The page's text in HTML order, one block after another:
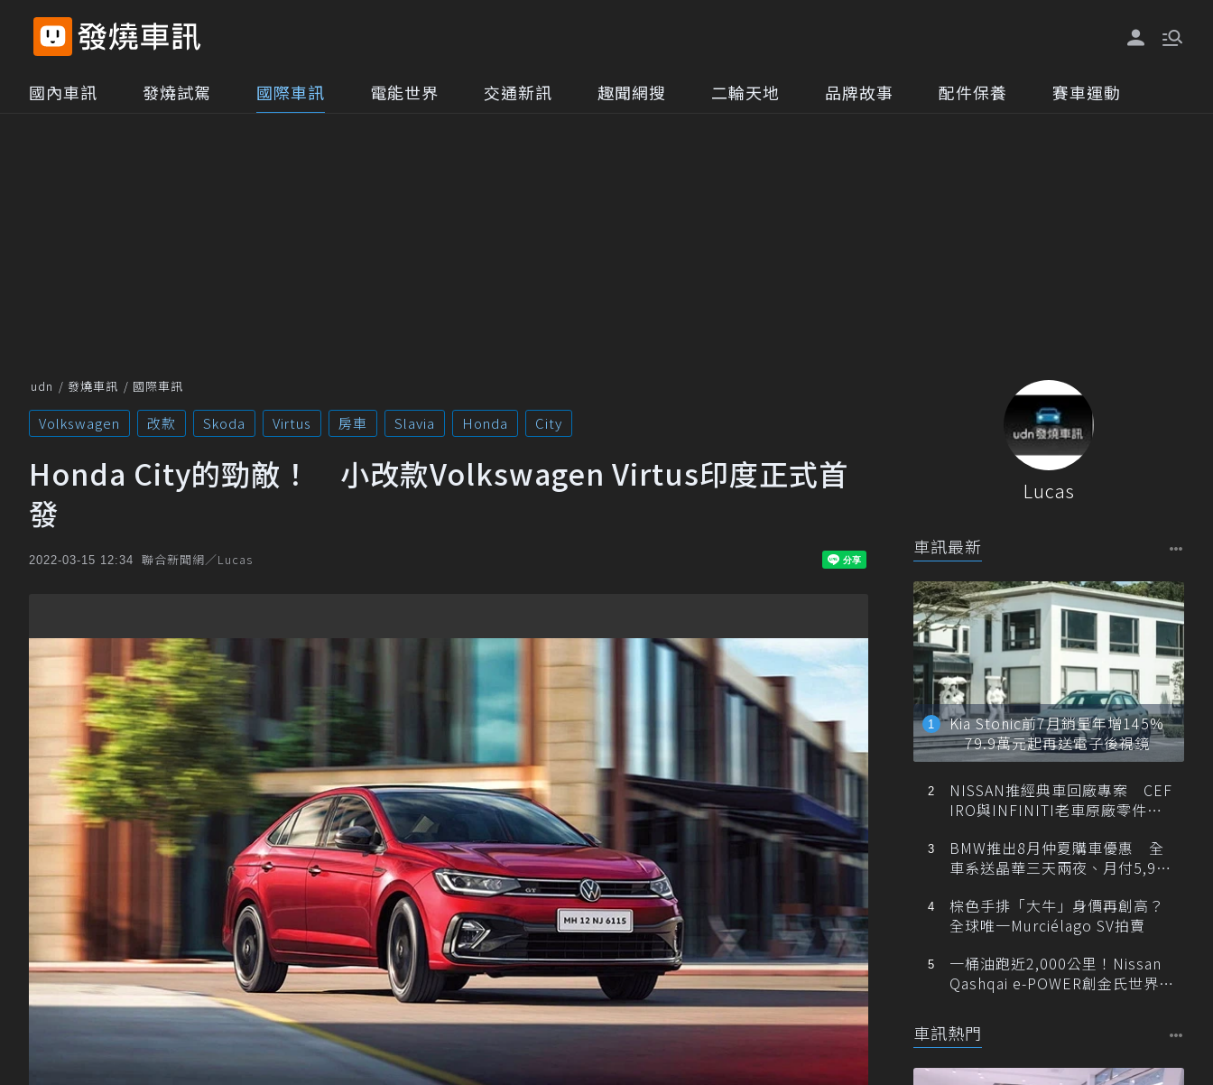
國內車訊 發燒試駕 國際車訊 電能世界 交通新訊 趣聞網搜 二輪天地 品牌故事 配件保養 賽車運動
udn 發燒車訊 國際車訊
Volkswagen 改款 Skoda Virtus 房車 Slavia Honda City
Honda City的勁敵！ 小改款Volkswagen Virtus印度正式首
發
2022-03-15 12:34 聯合新聞網／Lucas
Lucas
車訊最新
Kia Stonic前7月銷量年增145%
79.9萬元起再送電子後視鏡
NISSAN推經典車回廠專案 CEF
IRO與INFINITI老車原廠零件最
BMW推出8月仲夏購車優惠 全
車系送晶華三天兩夜、月付5,900
棕色手排「大牛」身價再創高？
全球唯一Murciélago SV拍賣
一桶油跑近2,000公里！Nissan
Qashqai e-POWER創金氏世界紀
車訊熱門